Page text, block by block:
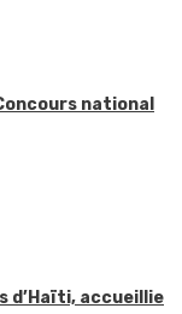
national
d’Haïti, accueillie